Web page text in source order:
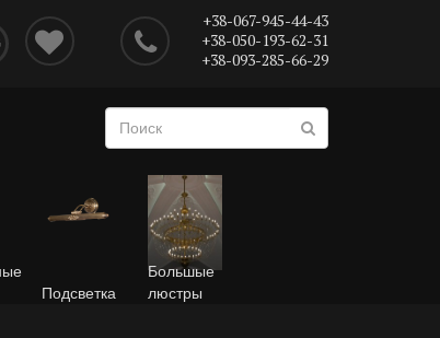
+38-067-945-44-43
+38-050-193-62-31
+38-093-285-66-29
Подсветка
Большые
люстры